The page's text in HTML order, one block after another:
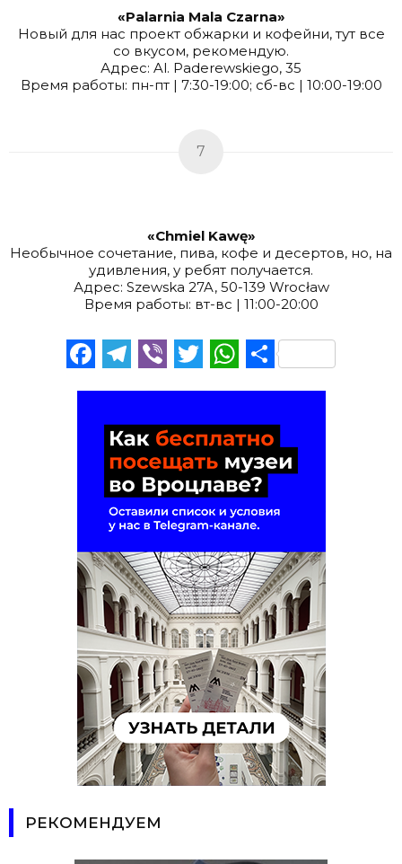
«Palarnia Mala Czarna»
Новый для нас проект обжарки и кофейни, тут все
со вкусом, рекомендую.
Адрес: Al. Paderewskiego, 35
Время работы: пн-пт | 7:30-19:00; сб-вс | 10:00-19:00
7
«Chmiel Kawę»
Необычное сочетание, пива, кофе и десертов, но, на
удивления, у ребят получается.
Адрес: Szewska 27A, 50-139 Wrocław
Время работы: вт-вс | 11:00-20:00
Facebook
Telegram
ViberTwitterWhatsApp
РЕКОМЕНДУЕМ